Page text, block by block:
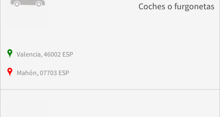
Coches o furgonetas
Valencia, 46002 ESP
Mahón, 07703 ESP